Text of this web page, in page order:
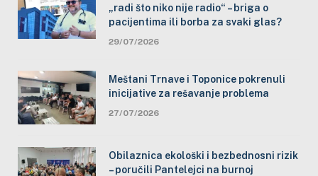
„radi što niko nije radio“ – briga o
pacijentima ili borba za svaki glas?
29/07/2026
Meštani Trnave i Toponice pokrenuli
inicijative za rešavanje problema
27/07/2026
Obilaznica ekološki i bezbednosni rizik
– poručili Pantelejci na burnoj